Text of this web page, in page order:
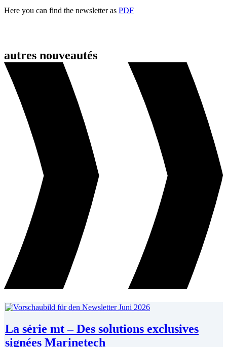
Here you can find the newsletter as PDF
autres nouveautés
La série mt – Des solutions exclusives
signées Marinetech